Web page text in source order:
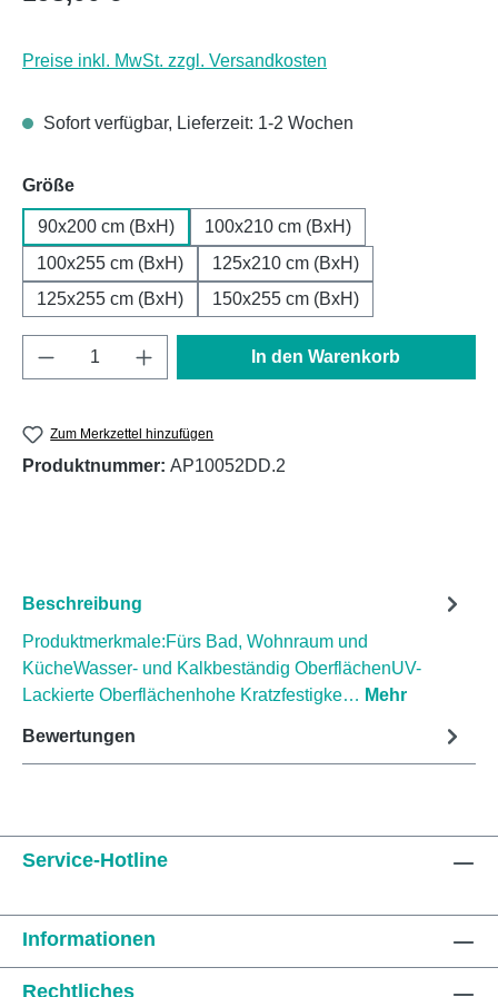
Preise inkl. MwSt. zzgl. Versandkosten
Sofort verfügbar, Lieferzeit: 1-2 Wochen
Größeauswählen
90x200 cm (BxH)
100x210 cm (BxH)
100x255 cm (BxH)
125x210 cm (BxH)
125x255 cm (BxH)
150x255 cm (BxH)
Produkt Anzahl: Gib den gewünschten
In den Warenkorb
Zum Merkzettel hinzufügen
Produktnummer: AP10052DD.2
Beschreibung
Produktmerkmale:Fürs Bad, Wohnraum und
KücheWasser- und Kalkbeständig OberflächenUV-
Lackierte Oberflächenhohe Kratzfestigke… Mehr
Bewertungen
Service-Hotline
Informationen
Rechtliches